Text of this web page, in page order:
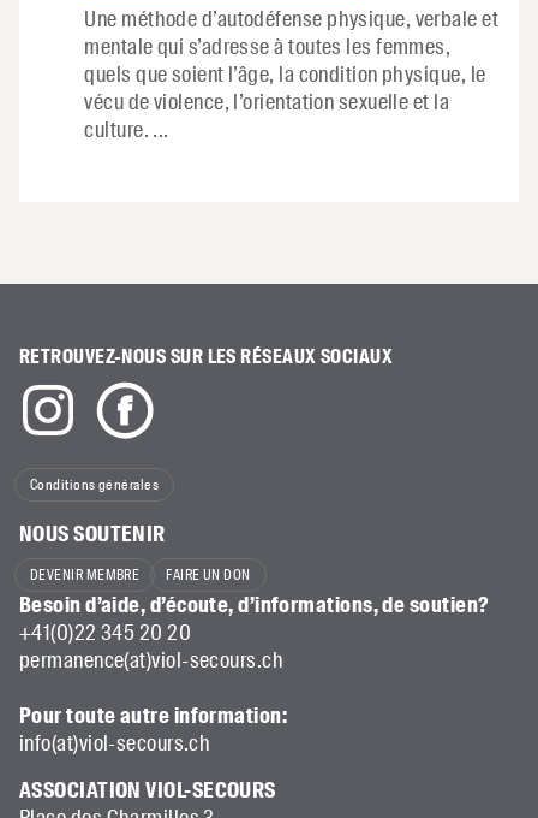
Une méthode d’autodéfense physique, verbale et
mentale qui s’adresse à toutes les femmes,
quels que soient l’âge, la condition physique, le
vécu de violence, l’orientation sexuelle et la
culture. ...
RETROUVEZ-NOUS SUR LES RÉSEAUX SOCIAUX
Conditions générales
NOUS SOUTENIR
DEVENIR MEMBRE FAIRE UN DON
Besoin d’aide, d’écoute, d’informations, de soutien?
+41(0)22 345 20 20
permanence(at)viol-secours.ch
Pour toute autre information:
info(at)viol-secours.ch
ASSOCIATION VIOL-SECOURS